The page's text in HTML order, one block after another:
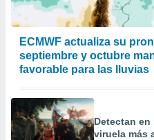
ECMWF actualiza su
septiembre y octubre
favorable para las lluvias
Detectan
viruela más